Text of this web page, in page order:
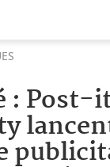
: Post-